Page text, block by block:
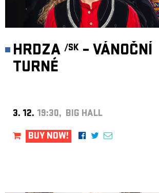
HRDZA /SK – VÁNOČNÍ
TURNÉ
3. 12. 19:30, BIG HALL
BUY NOW!